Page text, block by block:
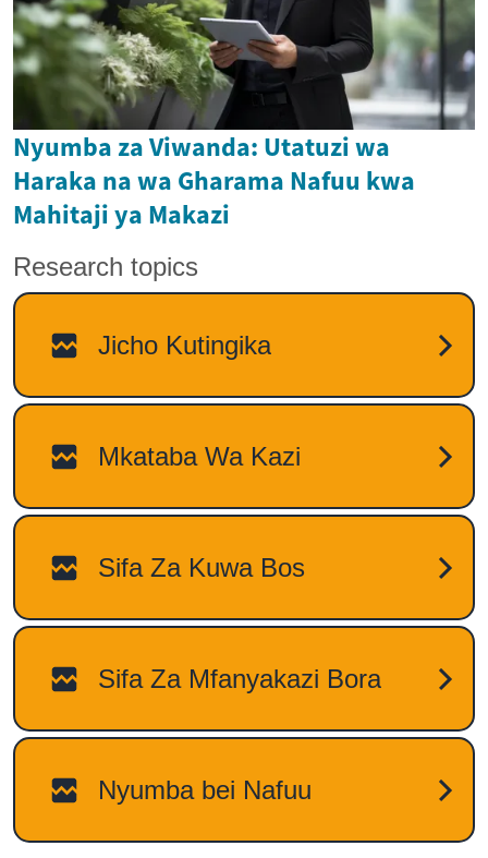
Nyumba za Viwanda: Utatuzi wa
Haraka na wa Gharama Nafuu kwa
Mahitaji ya Makazi